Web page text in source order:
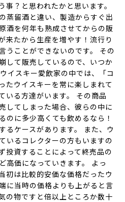
？と思われたかと思います。
蒸留酒と違い、製造からすぐ出
酒を何年も熟成させてからの販
来たから生産を増やす！流行り
うことができないのです。 その
して販売しているので、いつか
イスキー愛飲家の中では、「コ
たウイスキーを常に楽しまれて
いる方達がいます。 その商品
してしまった場合、彼らの中に
のに多少高くても飲めるなら！
るケースがあります。 また、ウ
いるコレクターの方もいますの
投資することによって終売品の
高価になっていきます。 よっ
初は比較的安価な価格だったウ
に当時の価格よりも上がると言
の物ですと倍以上ところか数十